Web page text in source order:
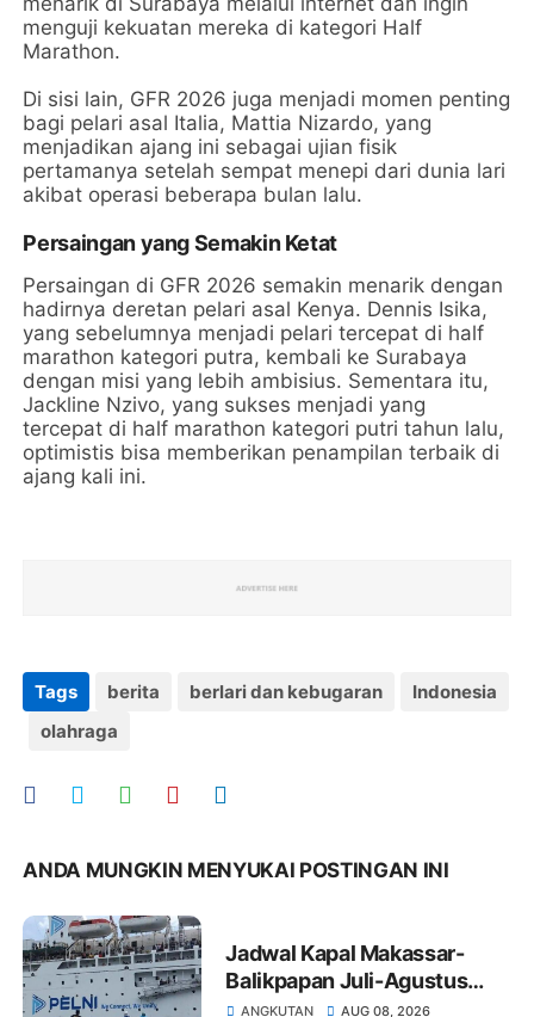
menguji kekuatan mereka di kategori Half
Marathon.
Di sisi lain, GFR 2026 juga menjadi momen penting
bagi pelari asal Italia, Mattia Nizardo, yang
menjadikan ajang ini sebagai ujian fisik
pertamanya setelah sempat menepi dari dunia lari
akibat operasi beberapa bulan lalu.
Persaingan yang Semakin Ketat
Persaingan di GFR 2026 semakin menarik dengan
hadirnya deretan pelari asal Kenya. Dennis Isika,
yang sebelumnya menjadi pelari tercepat di half
marathon kategori putra, kembali ke Surabaya
dengan misi yang lebih ambisius. Sementara itu,
Jackline Nzivo, yang sukses menjadi yang
tercepat di half marathon kategori putri tahun lalu,
optimistis bisa memberikan penampilan terbaik di
ajang kali ini.
Tags berita berlari dan kebugaran
Indonesia
olahraga
ANDA MUNGKIN MENYUKAI POSTINGAN INI
Jadwal Kapal Makassar-
Balikpapan Juli-Agustus
2026: Tarif dan Jadwal
ANGKUTAN AUG 08, 2026